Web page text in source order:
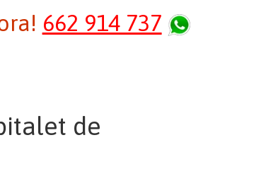
662 914 737
de